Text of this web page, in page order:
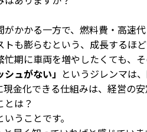
かかる一方で、燃料費・高速
も膨らむという、成長するほど
期に車両を増やしたくても、
ュがない」 というジレンマは
金化できる仕組みは、経営の
は？
いうことです。